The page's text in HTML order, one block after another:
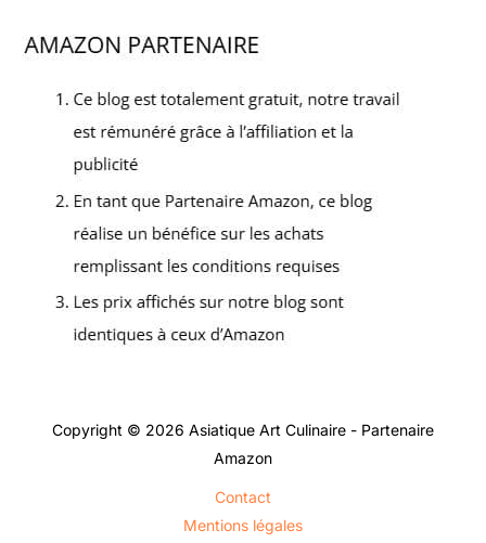
Copyright © 2026 Asiatique Art Culinaire - Partenaire
Amazon
Contact
Mentions légales